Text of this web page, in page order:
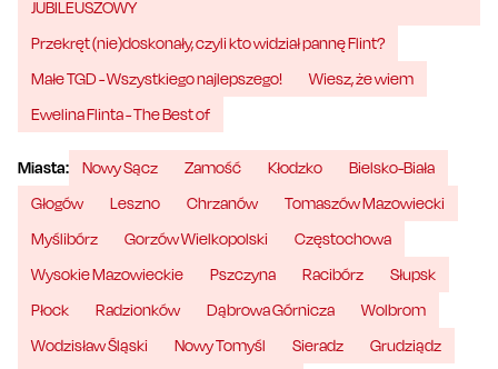
JUBILEUSZOWY
Przekręt (nie)doskonały, czyli kto widział pannę Flint?
Małe TGD - Wszystkiego najlepszego!
Wiesz, że wiem
Ewelina Flinta - The Best of
Miasta: Nowy Sącz Zamość Kłodzko
Bielsko-Biała
Głogów
Leszno Chrzanów
Tomaszów Mazowiecki
Myślibórz
Gorzów Wielkopolski
Częstochowa
Wysokie Mazowieckie
Pszczyna Racibórz
Słupsk
Płock
Radzionków Dąbrowa Górnicza
Wolbrom
Wodzisław Śląski
Nowy Tomyśl Sieradz
Grudziądz